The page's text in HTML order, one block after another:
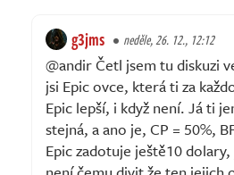
g3jms neděle, 26. 12., 12:12
@andir Četl jsem tu diskuzi
jsi Epic ovce, která ti za
Epic lepší, i když není. Já ti
stejná, a ano je, CP = 50%,
Epic zadotuje ještě10